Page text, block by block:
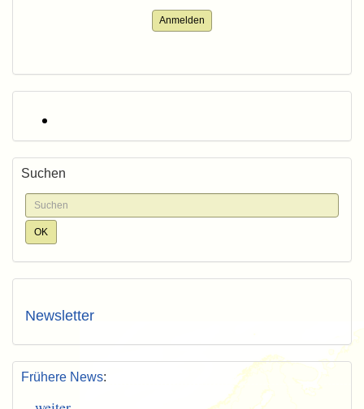
Anmelden
Suchen
Newsletter
Frühere News: